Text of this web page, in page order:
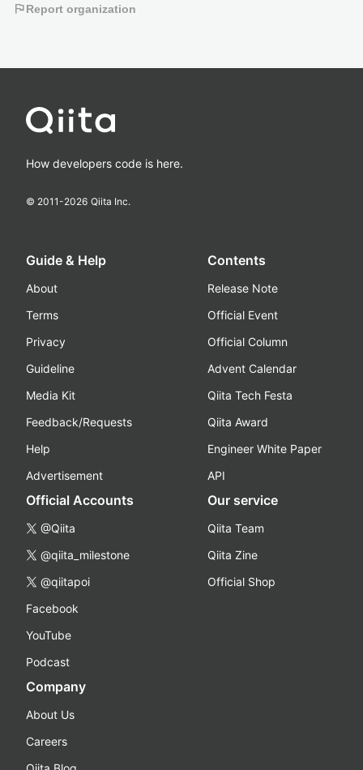
flagReport organization
How developers code is here.
© 2011-2026 Qiita Inc.
Guide & Help
About
Terms
Privacy
Guideline
Media Kit
Feedback/Requests
Help
Advertisement
Contents
Release Note
Official Event
Official Column
Advent Calendar
Qiita Tech Festa
Qiita Award
Engineer White Paper
API
Official Accounts
@Qiita
@qiita_milestone
@qiitapoi
Facebook
YouTube
Podcast
Our service
Qiita Team
Qiita Zine
Official Shop
Company
About Us
Careers